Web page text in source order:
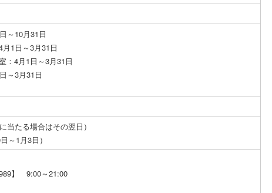
～10月31日
1日～3月31日
：4月1日～3月31日
～3月31日
当たる場合はその翌日）
～1月3日）
】 9:00～21:00